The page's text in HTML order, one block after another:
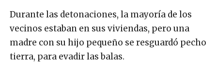
Durante las detonaciones, la mayoría de los
vecinos estaban en sus viviendas, pero una
madre con su hijo pequeño se resguardó pecho
tierra, para evadir las balas.